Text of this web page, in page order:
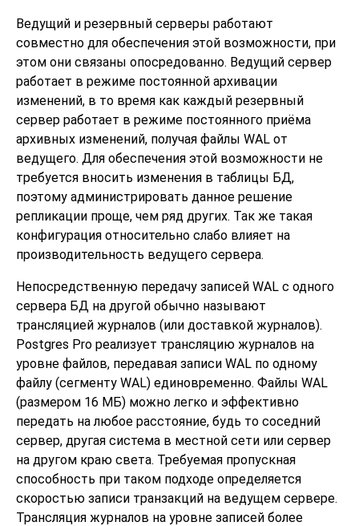
Ведущий и резервный серверы работают
совместно для обеспечения этой возможности, при
этом они связаны опосредованно. Ведущий сервер
работает в режиме постоянной архивации
изменений, в то время как каждый резервный
сервер работает в режиме постоянного приёма
архивных изменений, получая файлы WAL от
ведущего. Для обеспечения этой возможности не
требуется вносить изменения в таблицы БД,
поэтому администрировать данное решение
репликации проще, чем ряд других. Так же такая
конфигурация относительно слабо влияет на
производительность ведущего сервера.
Непосредственную передачу записей WAL с одного
сервера БД на другой обычно называют
трансляцией журналов (или доставкой журналов).
Postgres Pro реализует трансляцию журналов на
уровне файлов, передавая записи WAL по одному
файлу (сегменту WAL) единовременно. Файлы WAL
(размером 16 МБ) можно легко и эффективно
передать на любое расстояние, будь то соседний
сервер, другая система в местной сети или сервер
на другом краю света. Требуемая пропускная
способность при таком подходе определяется
скоростью записи транзакций на ведущем сервере.
Трансляция журналов на уровне записей более